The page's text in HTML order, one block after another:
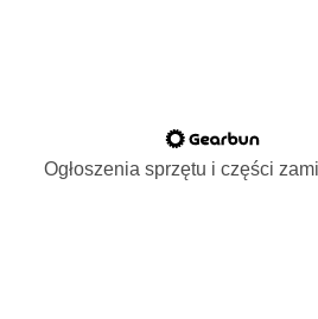
Ogłoszenia sprzętu i części